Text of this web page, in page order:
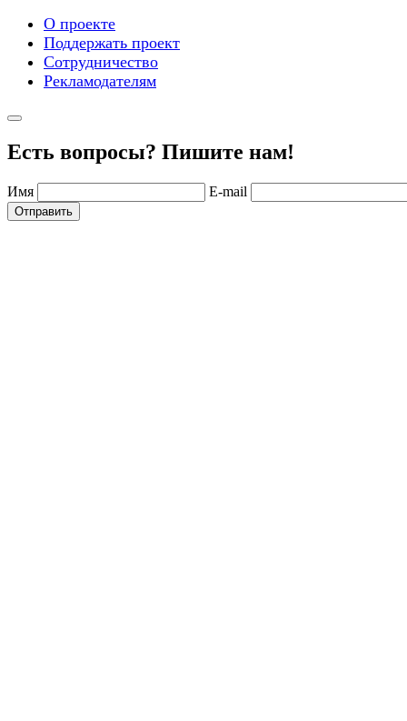
О проекте
Поддержать проект
Сотрудничество
Рекламодателям
Есть вопросы? Пишите нам!
Имя E-mail